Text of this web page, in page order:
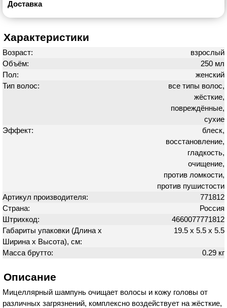
Доставка
Характеристики
Возраст:
взрослый
Объём:
250 мл
Пол:
женский
Тип волос:
все типы волос,
жёсткие,
повреждённые,
сухие
Эффект:
блеск,
восстановление,
гладкость,
очищение,
против ломкости,
против пушистости
Артикул производителя:
771812
Страна:
Россия
Штрихкод:
4660077771812
Габариты упаковки (Длина х
Ширина х Высота), см:
19.5 х 5.5 х 5.5
Масса брутто: 0.29 кг
Описание
Мицеллярный шампунь очищает волосы и кожу головы от
различных загрязнений, комплексно воздействует на жёсткие,